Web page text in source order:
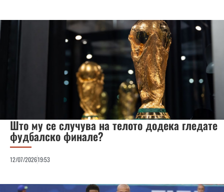
Што му се случува на телото додека гледате
фудбалско финале?
12/07/202619:53